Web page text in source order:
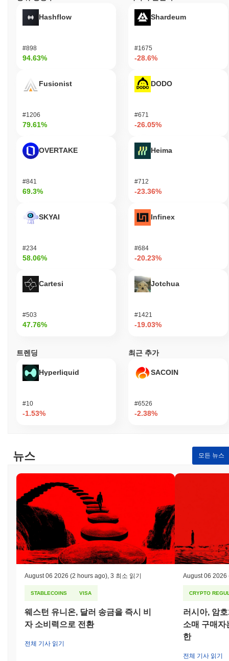
Hashflow
#898
94.63%
Fusionist
#1206
79.61%
OVERTAKE
#841
69.3%
SKYAI
#234
58.06%
Cartesi
#503
47.76%
Shardeum
#1675
-28.6%
DODO
#671
-26.05%
Heima
#712
-23.36%
Infinex
#684
-20.23%
Jotchua
#1421
-19.03%
트렌딩
Hyperliquid
#10
-1.53%
최근 추가
SACOIN
#6526
-2.38%
뉴스 모든 뉴스
August 06 2026 (2 hours ago) 3 최소 읽기
STABLECOINS VISA
웨스턴 유니온, 달러 송금을 즉시 비
자 소비력으로 전환
전체 기사 읽기
August 06 2026
CRYPTO
러시아, 암
소매 구매자
한
전체 기사 읽기